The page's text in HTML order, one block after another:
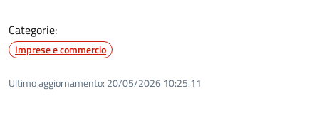
Categorie:
Imprese e commercio
Ultimo aggiornamento: 20/05/2026 10:25.11